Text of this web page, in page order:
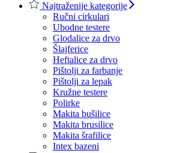
Najtraženije kategorije
Ručni cirkulari
Ubodne testere
Glodalice za drvo
Šlajferice
Heftalice za drvo
Pištolji za farbanje
Pištolji za lepak
Kružne testere
Polirke
Makita bušilice
Makita brusilice
Makita šrafilice
Intex bazeni